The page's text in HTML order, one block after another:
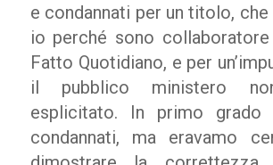
e condannati per un titolo,
io perché sono
Fatto Quotidiano, e per
il pubblico ministero
esplicitato. In primo grado
condannati, ma eravamo